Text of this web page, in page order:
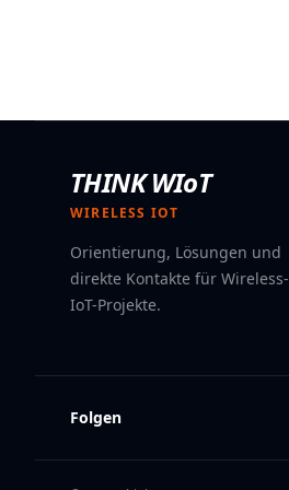
THINK WIoT
WIRELESS IOT
Orientierung, Lösungen und
direkte Kontakte für Wireless-
IoT-Projekte.
Folgen